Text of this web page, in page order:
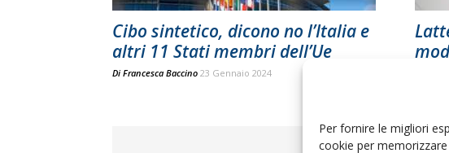
Per fornire le migliori
cookie per
Cibo sintetico, dicono no l’Italia e
altri 11 Stati membri dell’Ue
Di Francesca Baccino 23 Gennaio 2024